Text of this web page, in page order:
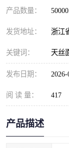
产品数量：
发货地址： 浙江
关键词： 天丝
发布日期：
阅 读 量： 417
产品描述